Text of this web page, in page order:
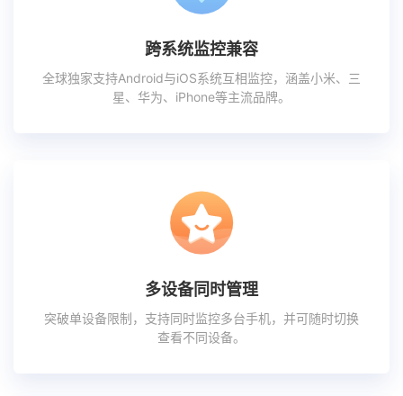
跨系统监控兼容
全球独家支持Android与iOS系统互相监控，涵盖小米、三
星、华为、iPhone等主流品牌。
多设备同时管理
突破单设备限制，支持同时监控多台手机，并可随时切换
查看不同设备。